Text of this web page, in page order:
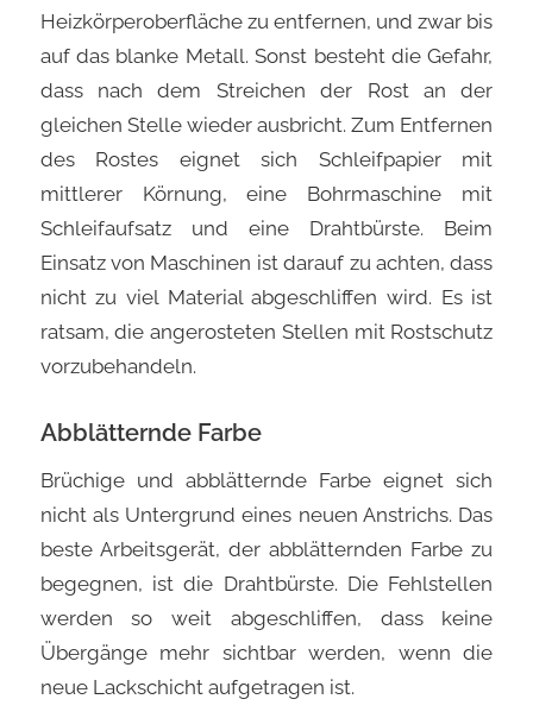
Heizkörperoberfläche zu entfernen, und zwar bis
auf das blanke Metall. Sonst besteht die Gefahr,
dass nach dem Streichen der Rost an der
gleichen Stelle wieder ausbricht. Zum Entfernen
des Rostes eignet sich Schleifpapier mit
mittlerer Körnung, eine Bohrmaschine mit
Schleifaufsatz und eine Drahtbürste. Beim
Einsatz von Maschinen ist darauf zu achten, dass
nicht zu viel Material abgeschliffen wird. Es ist
ratsam, die angerosteten Stellen mit Rostschutz
vorzubehandeln.
Abblätternde Farbe
Brüchige und abblätternde Farbe eignet sich
nicht als Untergrund eines neuen Anstrichs. Das
beste Arbeitsgerät, der abblätternden Farbe zu
begegnen, ist die Drahtbürste. Die Fehlstellen
werden so weit abgeschliffen, dass keine
Übergänge mehr sichtbar werden, wenn die
neue Lackschicht aufgetragen ist.